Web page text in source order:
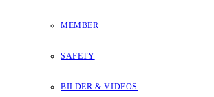
MEMBER
SAFETY
BILDER & VIDEOS